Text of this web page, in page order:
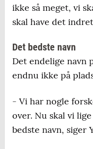
ikke så meget, vi
skal have det
Det bedste navn
Det endelige navn
endnu ikke på
- Vi har nogle
over. Nu skal vi
bedste navn, siger